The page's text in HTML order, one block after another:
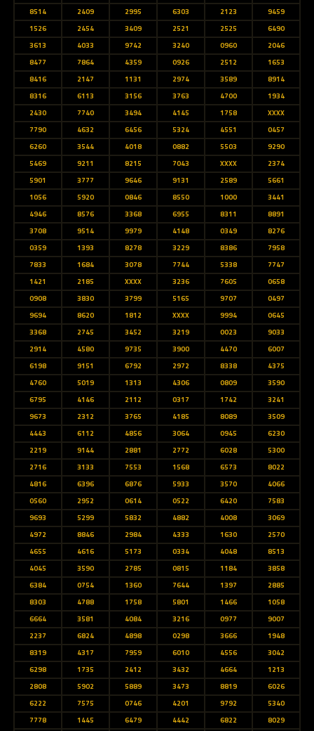
8514
2409 2995 6303 2123
9459
1526
2454 3409 2521 2525
6490
3613
4033 9742 3240 0960
2046
8477
7864 4359 0926 2512
1653
8416
2147 1131 2974 3589
8914
8316
6113 3156 3763 4700
1934
2430
7740 3494 4145 1758
XXXX
7790
4632 6456 5324 4551
0457
6260
3544 4018 0882 5503
9290
5469
9211 8215 7043 XXXX
2374
5901
3777 9646 9131 2589
5661
1056
5920 0846 8550 1000
3441
4946
8576 3368 6955 8311
8891
3708
9514 9979 4148 0349
8276
0359
1393 8278 3229 8386
7958
7833
1684 3078 7744 5338
7747
1421
2185 XXXX 3236 7605
0658
0908
3830 3799 5165 9707
0497
9694
8620 1812 XXXX 9994
0645
3368
2745 3452 3219 0023
9033
2914
4580 9735 3900 4470
6007
6198
9151 6792 2972 8338
4375
4760
5019 1313 4306 0809
3590
6795
4146 2112 0317 1742
3241
9673
2312 3765 4185 8089
3509
4443
6112 4856 3064 0945
6230
2219
9144 2881 2772 6028
5300
2716
3133 7553 1568 6573
8022
4816
6396 6876 5933 3570
4066
0560
2952 0614 0522 6420
7583
9693
5299 5832 4882 4008
3069
4972
8846 2984 4333 1630
2570
4655
4616 5173 0334 4048
8513
4045
3590 2785 0815 1184
3858
6384
0754 1360 7644 1397
2885
8303
4788 1758 5801 1466
1058
6664
3581 4084 3216 0977
9007
2237
6824 4898 0298 3666
1948
8319
4317 7959 6010 4556
3042
6298
1735 2412 3432 4664
1213
2808
5902 5889 3473 8819
6026
6222
7575 0746 4201 9792
5340
7778
1445 6479 4442 6822
8029